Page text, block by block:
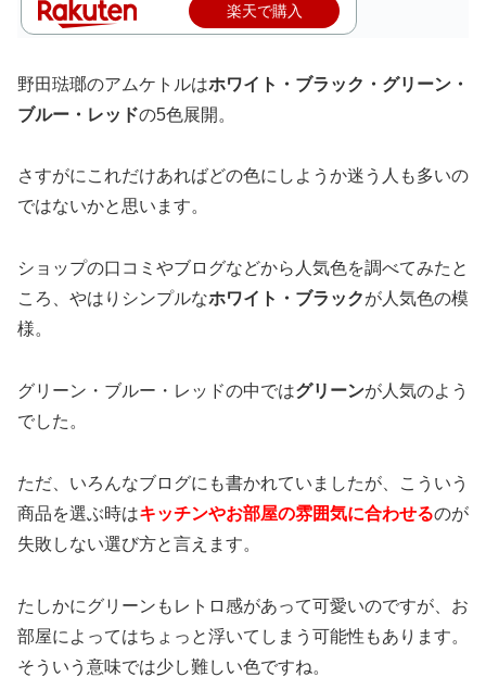
楽天で購入
野田琺瑯のアムケトルはホワイト・ブラック・グリーン・
ブルー・レッドの5色展開。
さすがにこれだけあればどの色にしようか迷う人も多いの
ではないかと思います。
ショップの口コミやブログなどから人気色を調べてみたと
ころ、やはりシンプルなホワイト・ブラックが人気色の模
様。
グリーン・ブルー・レッドの中ではグリーンが人気のよう
でした。
ただ、いろんなブログにも書かれていましたが、こういう
商品を選ぶ時はキッチンやお部屋の雰囲気に合わせるのが
失敗しない選び方と言えます。
たしかにグリーンもレトロ感があって可愛いのですが、お
部屋によってはちょっと浮いてしまう可能性もあります。
そういう意味では少し難しい色ですね。